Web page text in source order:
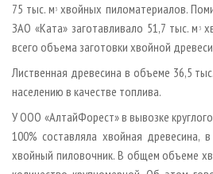
75 тыс. м 3 хвойных пиломатериалов.
ЗАО «Ката» заготавливало 51,7 тыс. м 3
всего объема заготовки хвойной
Лиственная древесина в объеме 36,5
населению в качестве топлива.
У ООО «Алтай­Форест» в вывозке
100% составляла хвойная древесина,
хвойный пиловочник. В общем объеме